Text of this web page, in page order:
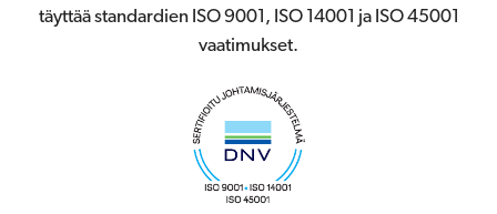
täyttää standardien ISO 9001, ISO 14001 ja ISO 45001
vaatimukset.